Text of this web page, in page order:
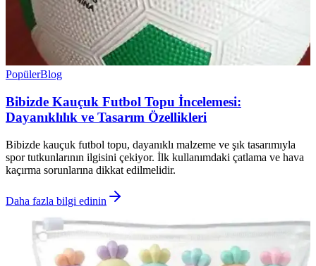
PopülerBlog
Bibizde Kauçuk Futbol Topu İncelemesi:
Dayanıklılık ve Tasarım Özellikleri
Bibizde kauçuk futbol topu, dayanıklı malzeme ve şık tasarımıyla
spor tutkunlarının ilgisini çekiyor. İlk kullanımdaki çatlama ve hava
kaçırma sorunlarına dikkat edilmelidir.
Daha fazla bilgi edinin